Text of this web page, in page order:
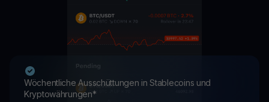
Wöchentliche Ausschüttungen in Stablecoins und
Kryptowährungen*